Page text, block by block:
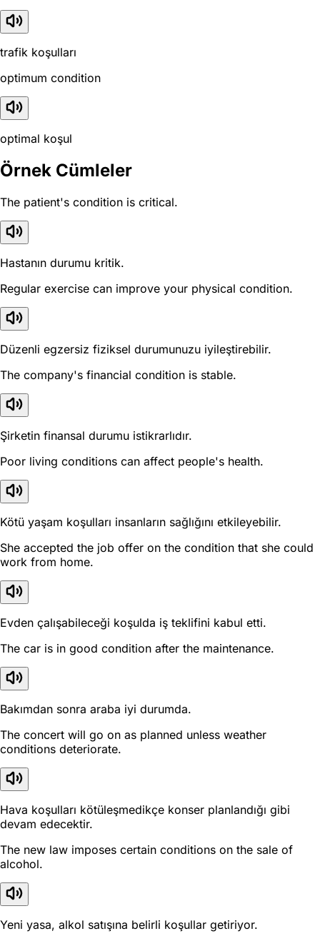
trafik koşulları
optimum condition
optimal koşul
Örnek Cümleler
The patient's condition is critical.
Hastanın durumu kritik.
Regular exercise can improve your physical condition.
Düzenli egzersiz fiziksel durumunuzu iyileştirebilir.
The company's financial condition is stable.
Şirketin finansal durumu istikrarlıdır.
Poor living conditions can affect people's health.
Kötü yaşam koşulları insanların sağlığını etkileyebilir.
She accepted the job offer on the condition that she could
work from home.
Evden çalışabileceği koşulda iş teklifini kabul etti.
The car is in good condition after the maintenance.
Bakımdan sonra araba iyi durumda.
The concert will go on as planned unless weather
conditions deteriorate.
Hava koşulları kötüleşmedikçe konser planlandığı gibi
devam edecektir.
The new law imposes certain conditions on the sale of
alcohol.
Yeni yasa, alkol satışına belirli koşullar getiriyor.